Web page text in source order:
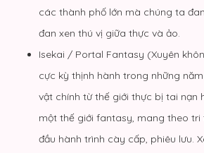
các thành phố lớn mà chúng ta
đan xen thú vị giữa thực và ảo.
Isekai / Portal Fantasy (Xuyên
cực kỳ thịnh hành trong những
vật chính từ thế giới thực bị tai nạn
một thế giới fantasy, mang theo tri
đầu hành trình cày cấp, phiêu lưu.